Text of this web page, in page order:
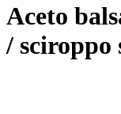
Aceto
/ sciroppo